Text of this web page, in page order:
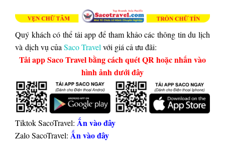
Quý khách có thể tải app để tham khảo các thông tin du lịch
và dịch vụ của Saco Travel với giá cả ưu đãi:
Tải app Saco Travel bằng cách quét QR hoặc nhấn vào
hình ảnh dưới đây
Tiktok SacoTravel: Ấn vào đây
Zalo SacoTravel: Ấn vào đây